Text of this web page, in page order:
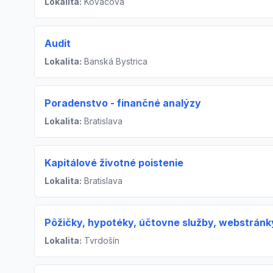
Audit
Lokalita: Banská Bystrica
Poradenstvo - finančné analýzy
Lokalita: Bratislava
Kapitálové životné poistenie
Lokalita: Bratislava
Pôžičky, hypotéky, účtovne služby,
Lokalita: Tvrdošín